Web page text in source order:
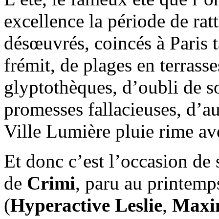
excellence la période de
désœuvrés, coincés à Paris
frémit, de plages en
glyptothèques, d’oubli de
promesses fallacieuses,
Ville Lumière pluie rime
Et donc c’est l’occasion
de Crimi, paru au
(Hyperactive Leslie,